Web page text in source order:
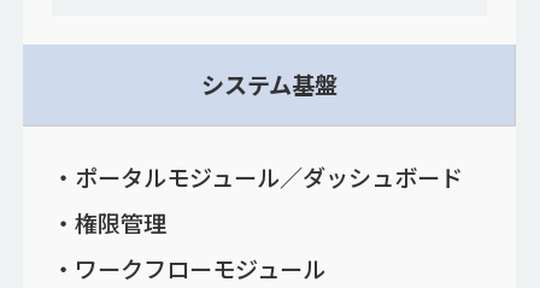
システム基盤
ポータルモジュール／ダッシュボード
権限管理
ワークフローモジュール